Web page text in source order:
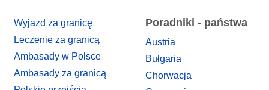
Wyjazd za granicę
Leczenie za granicą
Ambasady w Polsce
Ambasady za granicą
Poradniki - państwa
Austria
Bułgaria
Chorwacja